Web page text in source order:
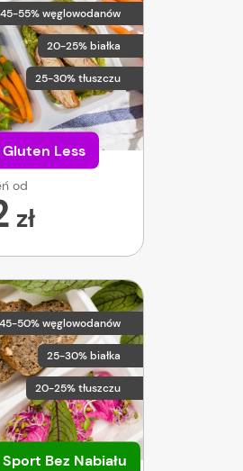
45-55% węglowodanów
20-25% białka
25-30% tłuszczu
Less
od
zł
45-50% węglowodanów
25-30% białka
20-25% tłuszczu
Bez Nabiału